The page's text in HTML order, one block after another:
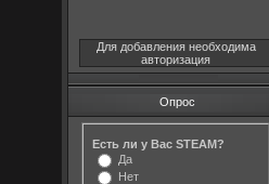
Для добавления необходима
авторизация
Опрос
Есть ли у Вас STEAM?
Да
Нет